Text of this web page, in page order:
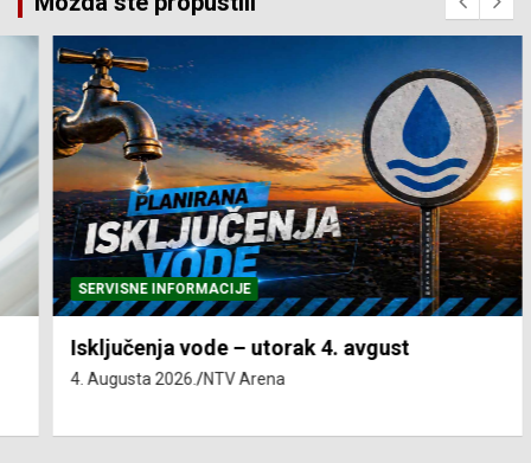
SERVISNE INFORMACIJE
Isključenja vode – utorak 4. avgust
4. Augusta 2026. NTV Arena